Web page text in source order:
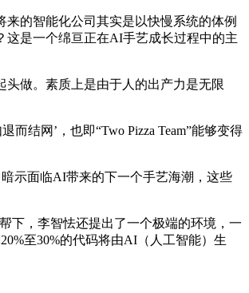
的智能化公司其实是以快慢系统的体例
这是一个绵亘正在AI手艺成长过程中的主
做。素质上是由于人的出产力是无限
结网’，也即“Two Pizza Team”能够变得
示面临AI带来的下一个手艺海潮，这些
，李智怯还提出了一个极端的环境，一
至30%的代码将由AI（人工智能）生